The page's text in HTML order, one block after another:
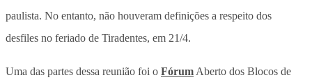
paulista. No entanto, não houveram definições a respeito dos
desfiles no feriado de Tiradentes, em 21/4.
Uma das partes dessa reunião foi o Fórum Aberto dos Blocos de